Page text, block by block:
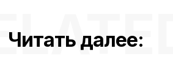
Читать далее: